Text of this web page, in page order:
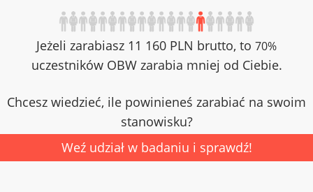
Jeżeli zarabiasz 11 160 PLN brutto, to 70%
uczestników OBW zarabia mniej od Ciebie.
Chcesz wiedzieć, ile powinieneś zarabiać na swoim
stanowisku?
Weź udział w badaniu i sprawdź!